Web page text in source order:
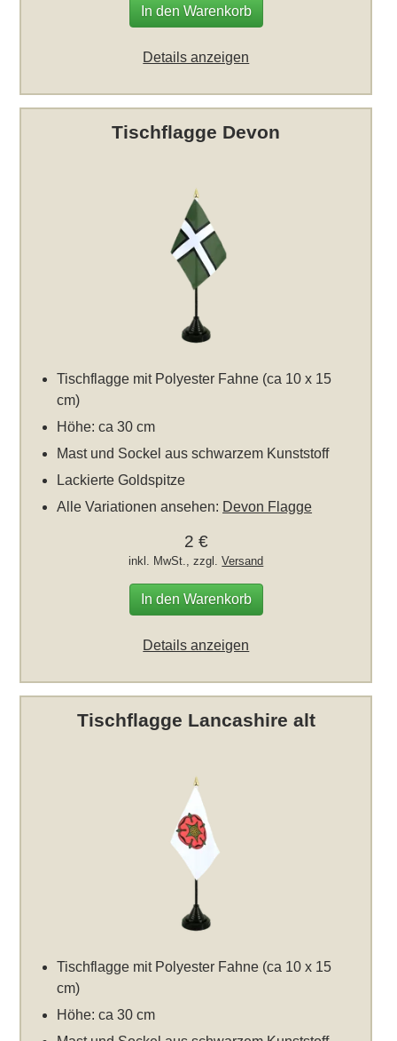
In den Warenkorb
Details anzeigen
Tischflagge Devon
Tischflagge mit Polyester Fahne (ca 10 x 15
cm)
Höhe: ca 30 cm
Mast und Sockel aus schwarzem Kunststoff
Lackierte Goldspitze
Alle Variationen ansehen: Devon Flagge
2 €
inkl. MwSt., zzgl.Versand
In den Warenkorb
Details anzeigen
Tischflagge Lancashire alt
Tischflagge mit Polyester Fahne (ca 10 x 15
cm)
Höhe: ca 30 cm